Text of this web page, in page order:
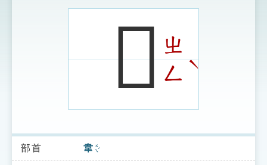
索引選單
示
𩏠ㄓ
ㄥˋ
部首 韋 ㄨㄟˊ